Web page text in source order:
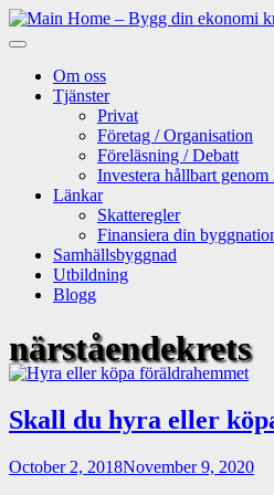
Skip
to
Om oss
Tjänster
Privat
Företag / Organisation
Föreläsning / Debatt
Investera hållbart
Länkar
Skatteregler
Finansiera din
Samhällsbyggnad
Utbildning
Blogg
närståendekrets
Skall du hyra eller
October 2, 2018November 9, 2020